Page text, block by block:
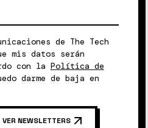
de The Tech
mis datos serán
con la Política de
darme de baja en
VER NEWSLETTERS